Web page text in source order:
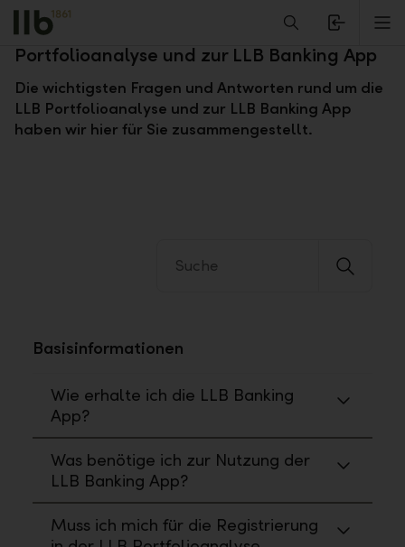
Alerts.Headline
Fragen und Antworten zur LLB
Portfolioanalyse und zur LLB Banking App
Die wichtigsten Fragen und Antworten rund um die
LLB Portfolioanalyse und zur LLB Banking App
haben wir hier für Sie zusammengestellt.
Basisinformationen
Wie erhalte ich die LLB Banking
App?
Was benötige ich zur Nutzung der
LLB Banking App?
Muss ich mich für die Registrierung